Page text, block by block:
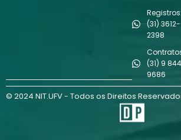
Registros:
(31) 3612-
2398
(31) 9
9686
© 2024 NIT.UFV - Todos os Direitos